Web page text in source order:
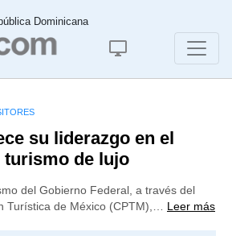
Dominicana
su liderazgo en el
turismo de lujo
del Gobierno Federal, a través del
Turística de México (CPTM),… Leer más